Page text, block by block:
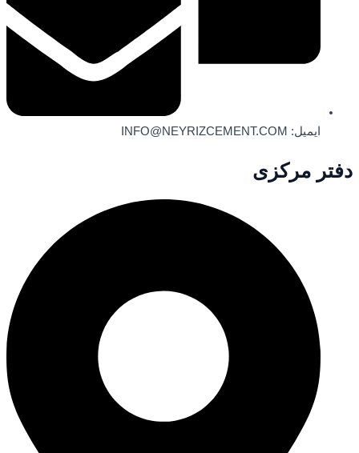
ایمیل: INFO@NEYRIZCEMENT.COM
دفتر مرکزی